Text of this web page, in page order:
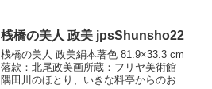
ていました。遠景に見える...
桟橋の美人 政美 jpsShunsho22
桟橋の美人 政美絹本著色 81.9×33.3 cm
落款：北尾政美画所蔵：フリヤ美術館
隅田川のほとり、いきな料亭からのお召